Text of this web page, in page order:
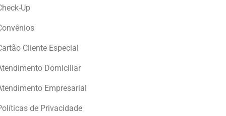
Up
Cliente Especial
Domiciliar
Empresarial
de Privacidade